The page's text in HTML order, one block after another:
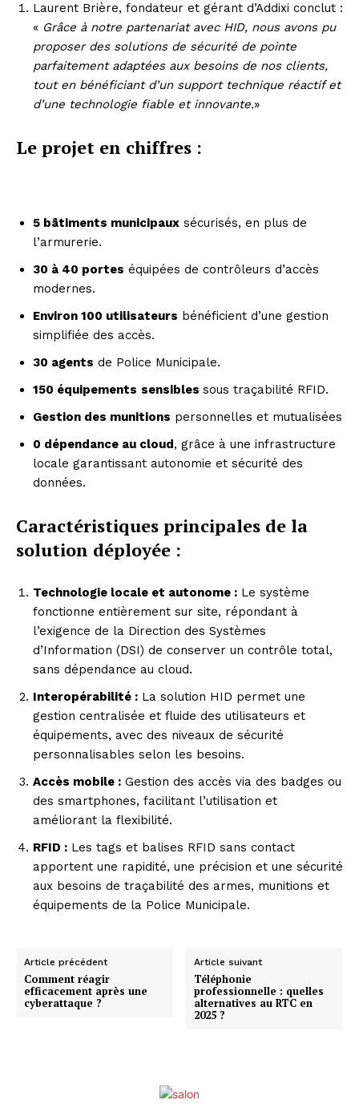
Laurent Brière, fondateur et gérant d’Addixi conclut :
« Grâce à notre partenariat avec HID, nous avons pu
proposer des solutions de sécurité de pointe
parfaitement adaptées aux besoins de nos clients,
tout en bénéficiant d’un support technique réactif et
d’une technologie fiable et innovante.»
Le projet en chiffres :
5 bâtiments municipaux sécurisés, en plus de
l’armurerie.
30 à 40 portes équipées de contrôleurs d’accès
modernes.
Environ 100 utilisateurs bénéficient d’une gestion
simplifiée des accès.
30 agents de Police Municipale.
150 équipements sensibles sous traçabilité RFID.
Gestion des munitions personnelles et mutualisées
0 dépendance au cloud , grâce à une infrastructure
locale garantissant autonomie et sécurité des
données.
Caractéristiques principales de la
solution déployée :
Technologie locale et autonome : Le système
fonctionne entièrement sur site, répondant à
l’exigence de la Direction des Systèmes
d’Information (DSI) de conserver un contrôle total,
sans dépendance au cloud.
Interopérabilité : La solution HID permet une
gestion centralisée et fluide des utilisateurs et
équipements, avec des niveaux de sécurité
personnalisables selon les besoins.
Accès mobile : Gestion des accès via des badges ou
des smartphones, facilitant l’utilisation et
améliorant la flexibilité.
RFID : Les tags et balises RFID sans contact
apportent une rapidité, une précision et une sécurité
aux besoins de traçabilité des armes, munitions et
équipements de la Police Municipale.
Article précédent
Comment réagir
efficacement après une
cyberattaque ?
Article suivant
Téléphonie
professionnelle : quelles
alternatives au RTC en
2025 ?